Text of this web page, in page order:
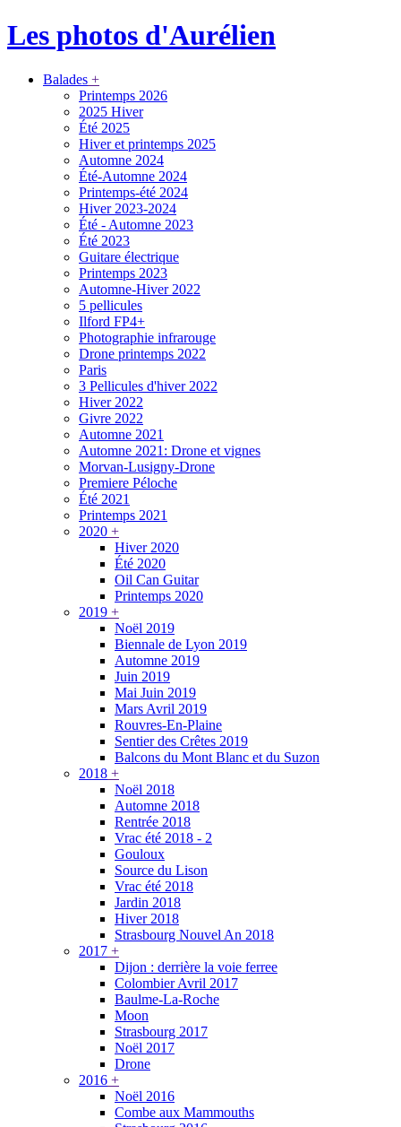
Les photos d'Aurélien
Balades +
Printemps 2026
2025 Hiver
Été 2025
Hiver et printemps 2025
Automne 2024
Été-Automne 2024
Printemps-été 2024
Hiver 2023-2024
Été - Automne 2023
Été 2023
Guitare électrique
Printemps 2023
Automne-Hiver 2022
5 pellicules
Ilford FP4+
Photographie infrarouge
Drone printemps 2022
Paris
3 Pellicules d'hiver 2022
Hiver 2022
Givre 2022
Automne 2021
Automne 2021: Drone et vignes
Morvan-Lusigny-Drone
Premiere Péloche
Été 2021
Printemps 2021
2020 +
Hiver 2020
Été 2020
Oil Can Guitar
Printemps 2020
2019 +
Noël 2019
Biennale de Lyon 2019
Automne 2019
Juin 2019
Mai Juin 2019
Mars Avril 2019
Rouvres-En-Plaine
Sentier des Crêtes 2019
Balcons du Mont Blanc et du Suzon
2018 +
Noël 2018
Automne 2018
Rentrée 2018
Vrac été 2018 - 2
Gouloux
Source du Lison
Vrac été 2018
Jardin 2018
Hiver 2018
Strasbourg Nouvel An 2018
2017 +
Dijon : derrière la voie ferree
Colombier Avril 2017
Baulme-La-Roche
Moon
Strasbourg 2017
Noël 2017
Drone
2016 +
Noël 2016
Combe aux Mammouths